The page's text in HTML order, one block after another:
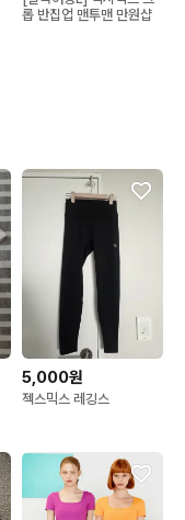
롭 반집업 맨투맨 만원샵
5,000원
젝스믹스 레깅스